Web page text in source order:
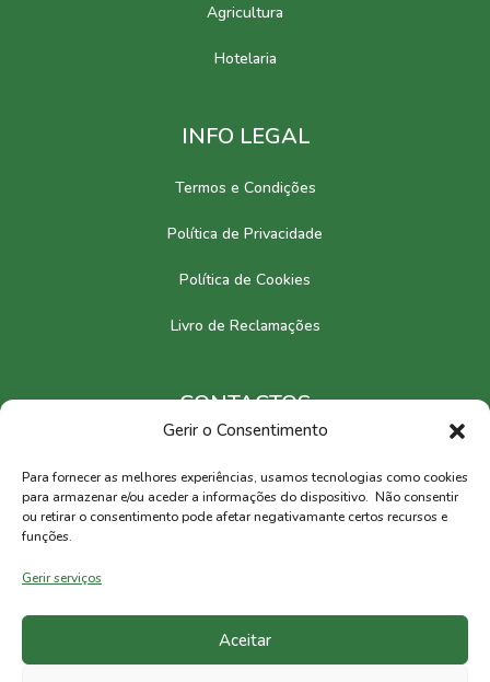
Gerir o Consentimento
Para fornecer as melhores experiências, usamos tecnologias como cookies
para armazenar e/ou aceder a informações do dispositivo. Não consentir
ou retirar o consentimento pode afetar negativamante certos recursos e
funções.
Gerir serviços
Aceitar
Agricultura
Hotelaria
INFO LEGAL
Termos e Condições
Política de Privacidade
Política de Cookies
Livro de Reclamações
CONTACTOS
Brasil